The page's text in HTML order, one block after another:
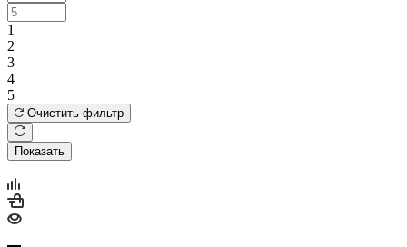
1
2
3
4
5
Очистить фильтр
Показать